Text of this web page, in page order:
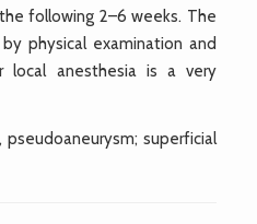
following 2–6 weeks. The
physical examination and
local anesthesia is a very
pseudoaneurysm; superficial